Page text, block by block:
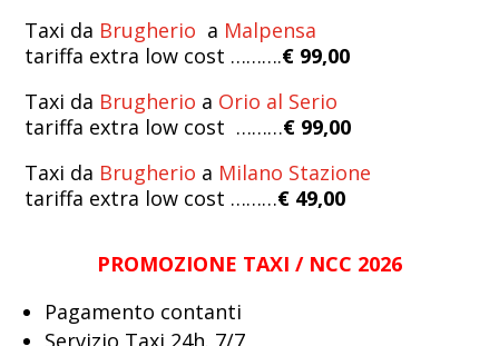
Taxi da Brugherio a Malpensa
tariffa extra low cost ……….€ 99,00
Taxi da Brugherio a Orio al Serio
tariffa extra low cost ………€ 99,00
Taxi da Brugherio a Milano Stazione
tariffa extra low cost ………€ 49,00
PROMOZIONE TAXI / NCC 2026
Pagamento contanti